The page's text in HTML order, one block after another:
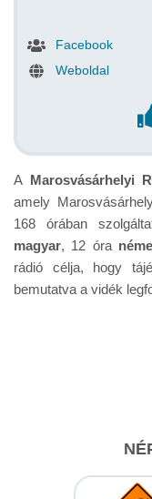
Facebook
Weboldal
A Marosvásárhelyi
amely
168 órában
magyar, 12 óra
rádió célja, hogy
bemutatva a vidék